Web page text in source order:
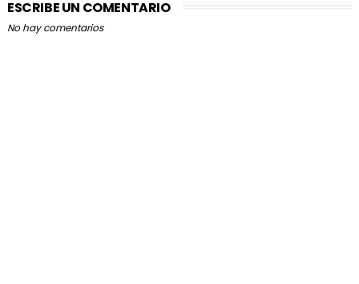
ESCRIBE UN COMENTARIO
No hay comentarios